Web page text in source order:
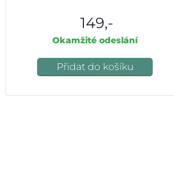
149,-
Okamžité odeslání
Přidat do košíku